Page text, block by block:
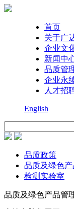
首页
关于广
企业文
新闻中
品质管
企业永
人才招
English
品质政策
品质及绿色
检测实验室
品质及绿色产品管